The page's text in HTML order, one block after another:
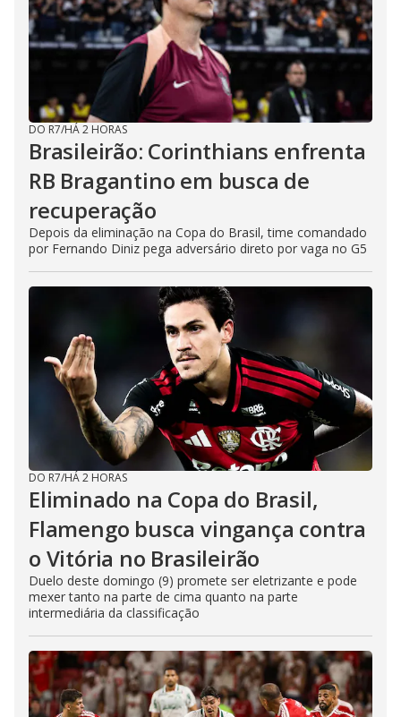
DO R7/HÁ 2 HORAS
Brasileirão: Corinthians enfrenta
RB Bragantino em busca de
recuperação
Depois da eliminação na Copa do Brasil, time comandado
por Fernando Diniz pega adversário direto por vaga no G5
DO R7/HÁ 2 HORAS
Eliminado na Copa do Brasil,
Flamengo busca vingança contra
o Vitória no Brasileirão
Duelo deste domingo (9) promete ser eletrizante e pode
mexer tanto na parte de cima quanto na parte
intermediária da classificação